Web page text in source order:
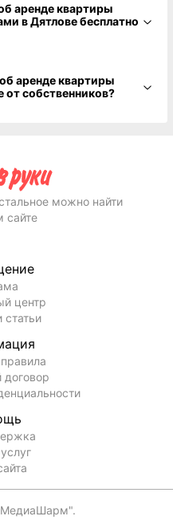
аренде квартиры
аренде квартиры
в Дятлове от собственников?
можно найти
сайте
центр
статьи